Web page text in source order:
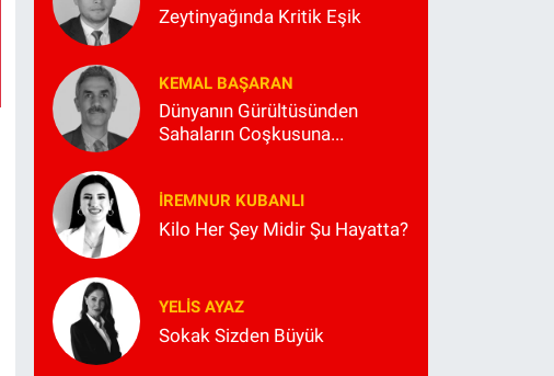
Zeytinyağında Kritik Eşik
KEMAL BAŞARAN
Dünyanın Gürültüsünden
Sahaların Coşkusuna...
İREMNUR KUBANLI
Kilo Her Şey Midir Şu Hayatta?
YELIS AYAZ
Sokak Sizden Büyük